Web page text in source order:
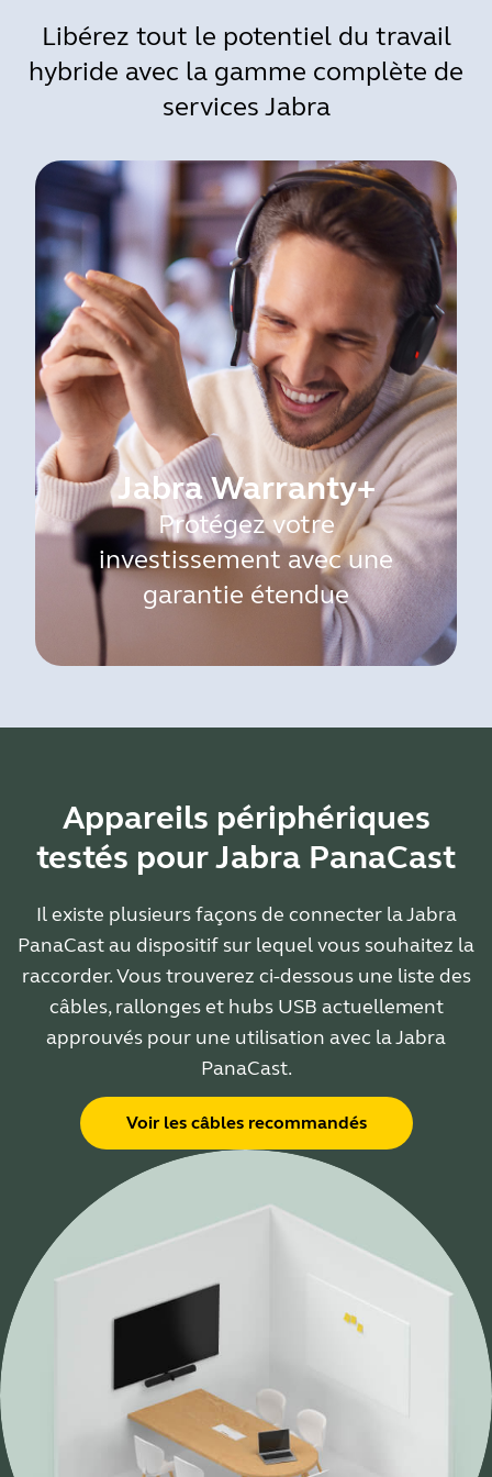
Libérez tout le potentiel du travail
hybride avec la gamme complète de
services Jabra
Jabra Warranty+
Protégez votre
investissement avec une
garantie étendue
Appareils périphériques
testés pour Jabra PanaCast
Il existe plusieurs façons de connecter la Jabra
PanaCast au dispositif sur lequel vous souhaitez la
raccorder. Vous trouverez ci-dessous une liste des
câbles, rallonges et hubs USB actuellement
approuvés pour une utilisation avec la Jabra
PanaCast.
Voir les câbles recommandés